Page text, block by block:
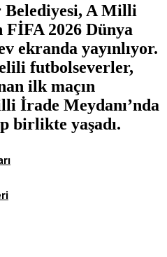
Belediyesi, A Milli
FİFA 2026 Dünya
ekranda yayınlıyor.
futbolseverler,
ilk maçın
İrade Meydanı’nda
birlikte yaşadı.